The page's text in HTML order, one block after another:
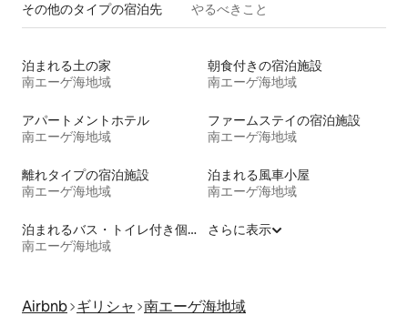
その他のタ⁠イ⁠プ⁠の宿⁠泊⁠先 やるべきこと
泊まれる土の家
南エーゲ海地域
朝食付きの宿泊施設
南エーゲ海地域
アパートメントホテル
南エーゲ海地域
ファームステイの宿泊施設
南エーゲ海地域
離れタイプの宿泊施設
南エーゲ海地域
泊まれる風車小屋
南エーゲ海地域
泊まれるバス・トイレ付き個室
南エーゲ海地域
さらに表示
Airbnb ギリシャ 南エーゲ海地域